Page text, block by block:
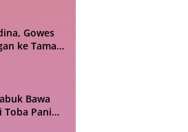
Gowes
ke Taman
Bawa
Toba Panik
110